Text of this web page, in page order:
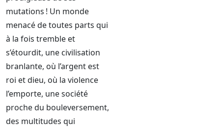
mutations ! Un monde
menacé de toutes parts qui
à la fois tremble et
s’étourdit, une civilisation
branlante, où l’argent est
roi et dieu, où la violence
l’emporte, une société
proche du bouleversement,
des multitudes qui